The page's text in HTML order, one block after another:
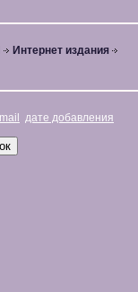
Интернет издания
дате добавления